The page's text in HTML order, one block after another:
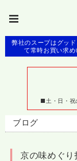
弊社のスープはグッ
て常時お買い求
■土・日・祝
ブログ
京の味めぐり